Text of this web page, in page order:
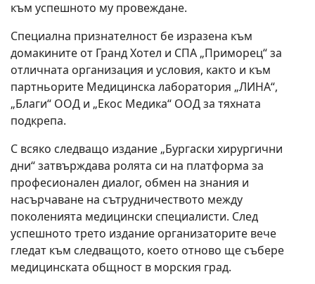
Сред акцентите на форума бе активното участие на
студентите по медицина и младите лекари, които
демонстрираха висок интерес към научната
дейност и професионалното си развитие. Тяхното
присъствие е ясен знак за приемствеността и
бъдещето на българската хирургия.
Организаторите благодарят на всички лектори,
модератори и участници за високото
професионално ниво на форума и за приноса им
към успешното му провеждане.
Специална признателност бе изразена към
домакините от Гранд Хотел и СПА „Приморец“ за
отличната организация и условия, както и към
партньорите Медицинска лаборатория „ЛИНА“,
„Благи“ ООД и „Екос Медика“ ООД за тяхната